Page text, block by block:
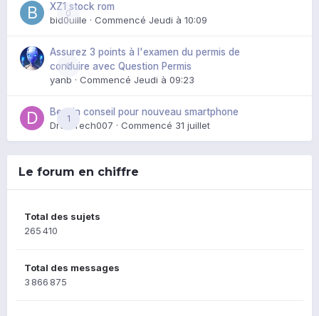
0
XZ1 stock rom
bid0uille · Commencé Jeudi à 10:09
0
Assurez 3 points à l'examen du permis de
conduire avec Question Permis
yanb · Commencé Jeudi à 09:23
1
Besoin conseil pour nouveau smartphone
DroidTech007 · Commencé 31 juillet
Le forum en chiffre
Total des sujets
265 410
Total des messages
3 866 875